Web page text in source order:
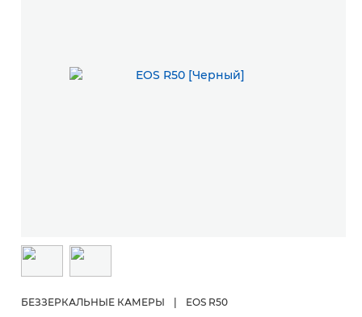
БЕЗЗЕРКАЛЬНЫЕ КАМЕРЫ EOS R50